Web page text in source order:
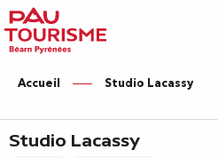
Aller
au
contenu
principal
Accueil Studio Lacassy
Studio Lacassy